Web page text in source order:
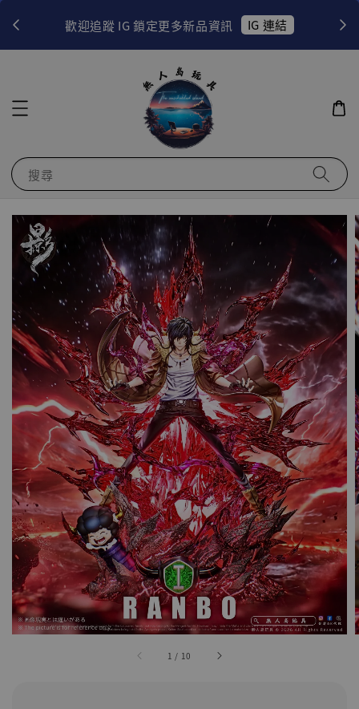
歡迎追蹤 IG 鎖定更多新品資訊 IG 連結
搜尋
1 / 10